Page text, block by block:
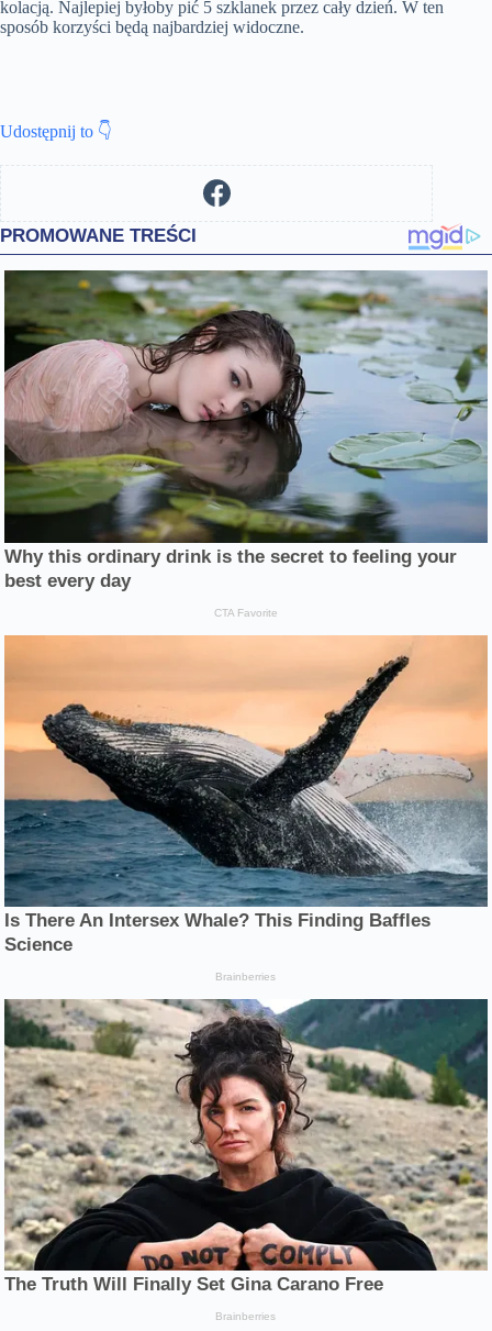
kolacją. Najlepiej byłoby pić 5 szklanek przez cały dzień. W ten
sposób korzyści będą najbardziej widoczne.
Udostępnij to 👇